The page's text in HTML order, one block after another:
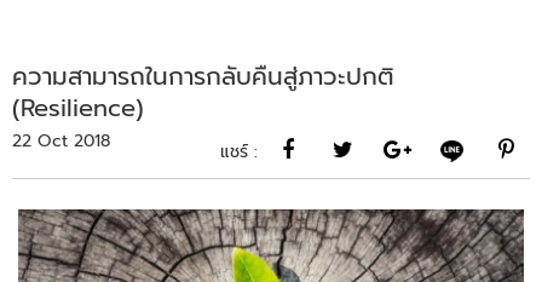
ความสามารถในการกลับคืนสู่ภาวะปกติ
(Resilience)
22 Oct 2018 แชร์ :